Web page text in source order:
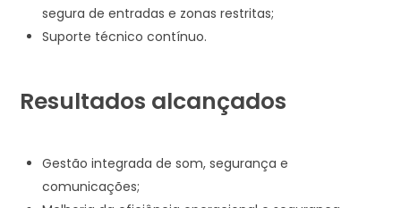
segura de entradas e zonas restritas;
Suporte técnico contínuo.
Resultados alcançados
Gestão integrada de som, segurança e
comunicações;